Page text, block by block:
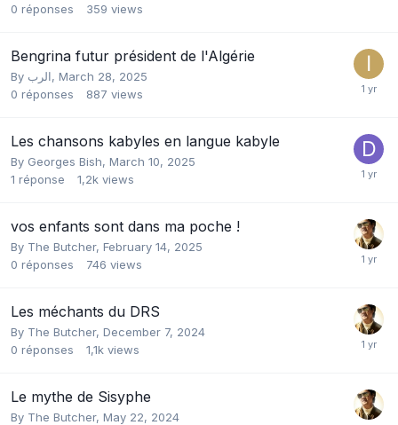
0 réponses 359 views
Bengrina futur président de l'Algérie
By الرب, March 28, 2025
0 réponses 887 views
Les chansons kabyles en langue kabyle
By Georges Bish, March 10, 2025
1 réponse 1,2k views
vos enfants sont dans ma poche !
By The Butcher, February 14, 2025
0 réponses 746 views
Les méchants du DRS
By The Butcher, December 7, 2024
0 réponses 1,1k views
Le mythe de Sisyphe
By The Butcher, May 22, 2024